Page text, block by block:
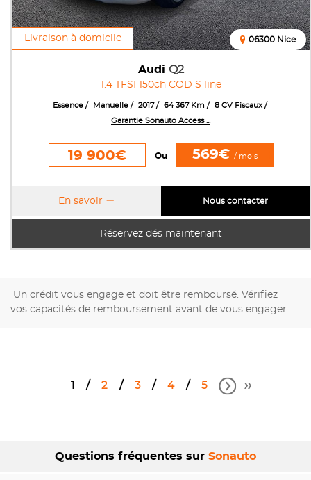
Livraison à domicile
Audi Q2
1.4 TFSI 150ch COD S line
06300 Nice
Essence Manuelle 2017 64 367 Km
8 CV Fiscaux
Garantie Sonauto Access ...
19 900€ Ou 569€ / mois
Réservez dés maintenant
En savoir Nous contacter
Un crédit vous engage et doit être remboursé. Vérifiez
vos capacités de remboursement avant de vous engager.
2 3 4 5
Questions fréquentes sur Sonauto